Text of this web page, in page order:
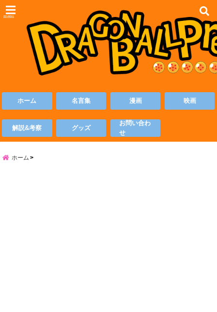
menu
ホーム 名言集 漫画 映画
解説&考察 グッズ
お問い合わ
せ
ホーム